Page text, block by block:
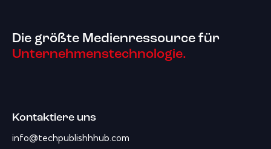
Die größte Medienressource für
Unternehmenstechnologie.
Kontaktiere uns
info@techpublishhhub.com